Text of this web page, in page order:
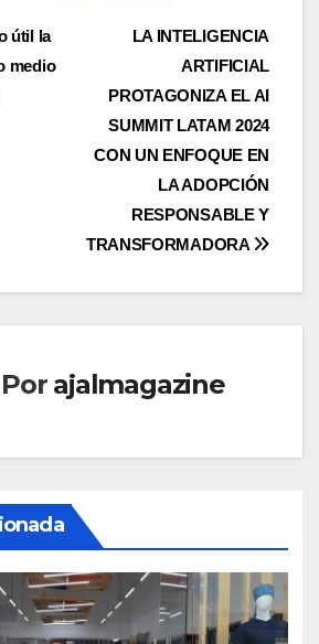
LA INTELIGENCIA
ARTIFICIAL
PROTAGONIZA EL AI
SUMMIT LATAM 2024
CON UN ENFOQUE EN
LA ADOPCIÓN
RESPONSABLE Y
TRANSFORMADORA
útil la
medio
Por ajalmagazine